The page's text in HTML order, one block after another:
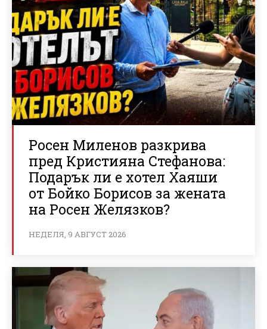
Росен Миленов разкрива
пред Кристияна Стефанова:
Подарък ли е хотел Хаяши
от Бойко Борисов за жената
на Росен Желязков?
НЕДЕЛЯ, 9 АВГУСТ 2026